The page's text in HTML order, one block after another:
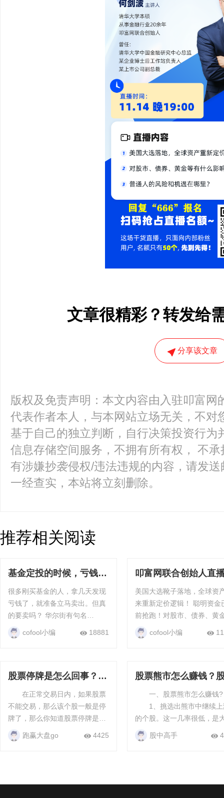
文章很精彩？转发给
分享该文章
版权及免责声明：本文内容由入驻叩富网
代表作者本人，与本网站立场无关，不对
基于自己的独立判断，自行决策投资行为
信息存储空间服务，不拥有所有权， 不
有涉嫌抄袭侵权/违法违规的内容，请发
一经查实，本站将立刻删除。
推荐相关阅读
基金定投的时候，亏钱了
要立马卖出吗？
很多刚买基金的人，拿几天发现
亏钱了，就准备立马卖出。但真
的要卖吗？ 华尔街有句名
言：“闪电劈下来的时候，一定要
在场！” 意思很简单，就是不管
cofool小编 18881
叩富网联合创始人直
告：《美国大选将如
响我们的资产》
美国大选靴子落地，全球资
来重新定价逻辑！ 聪明资金已提
前抢跑！对股市、债券、黄
资产有什么影响？ 未来普通人的
风险和机遇又在哪里？ 11月14
cofool小编
股票停牌是怎么回事？股
票停牌的原因
在正常交易日内，如果股票
不能交易，那么该个股一般是停
牌了，那么你知道股票停牌是怎
么回事吗 ? 股票停牌是怎么
回事? 引起股票停牌的原因
跑赢大盘go 4425
股票熊市怎么赚钱？
熊市注意什么
一、股票熊市怎么赚钱?
1、挑选出熊市中继续上
的个股。这一几率很低，是
中的大神做的事情。 2、做
空股指期货。现阶段中国早
股中高手